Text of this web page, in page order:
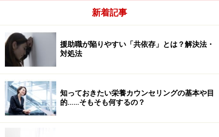
新着記事
援助職が陥りやすい「共依存」とは？解決法・
対処法
知っておきたい栄養カウンセリングの基本や目
的……そもそも何するの？